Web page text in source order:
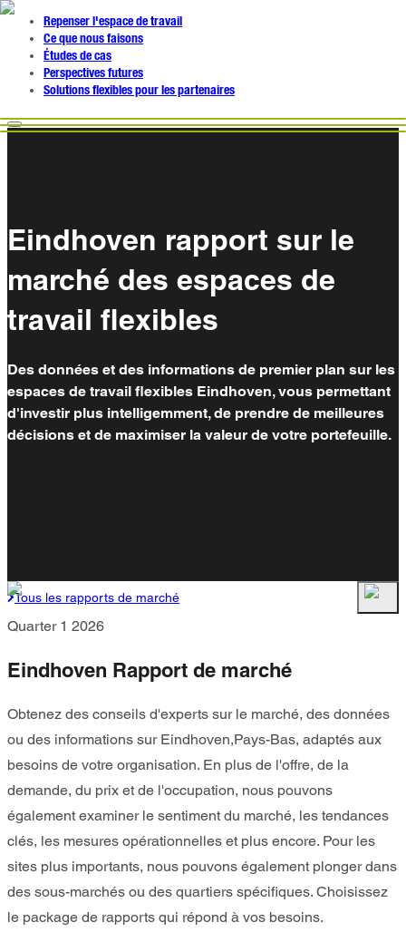
Repenser l'espace de travail
Ce que nous faisons
Études de cas
Perspectives futures
Solutions flexibles pour les partenaires
Eindhoven rapport sur le
marché des espaces de
travail flexibles
Des données et des informations de premier plan sur les
espaces de travail flexibles Eindhoven, vous permettant
d'investir plus intelligemment, de prendre de meilleures
décisions et de maximiser la valeur de votre portefeuille.
Tous les rapports de marché
Quarter 1 2026
Eindhoven Rapport de marché
Obtenez des conseils d'experts sur le marché, des données
ou des informations sur Eindhoven,Pays-Bas, adaptés aux
besoins de votre organisation. En plus de l'offre, de la
demande, du prix et de l'occupation, nous pouvons
également examiner le sentiment du marché, les tendances
clés, les mesures opérationnelles et plus encore. Pour les
sites plus importants, nous pouvons également plonger dans
des sous-marchés ou des quartiers spécifiques. Choisissez
le package de rapports qui répond à vos besoins.